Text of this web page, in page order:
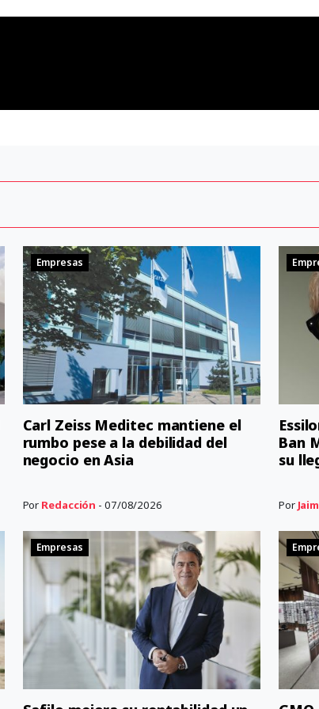
Empresas
Carl Zeiss Meditec mantiene el
rumbo pese a la debilidad del
negocio en Asia
Por Redacción - 07/08/2026
Ban
su
Por
Empresas